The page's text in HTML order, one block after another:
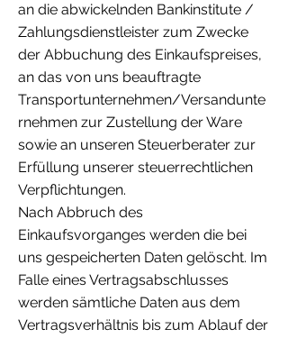
an die abwickelnden Bankinstitute /
Zahlungsdienstleister zum Zwecke
der Abbuchung des Einkaufspreises,
an das von uns beauftragte
Transportunternehmen/Versandunte
rnehmen zur Zustellung der Ware
sowie an unseren Steuerberater zur
Erfüllung unserer steuerrechtlichen
Verpflichtungen.
Nach Abbruch des
Einkaufsvorganges werden die bei
uns gespeicherten Daten gelöscht. Im
Falle eines Vertragsabschlusses
werden sämtliche Daten aus dem
Vertragsverhältnis bis zum Ablauf der